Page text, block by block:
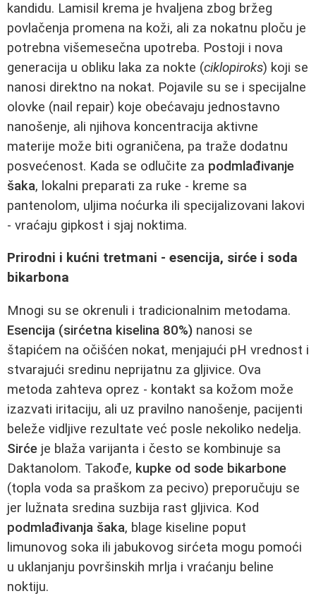
kandidu. Lamisil krema je hvaljena zbog bržeg
povlačenja promena na koži, ali za nokatnu ploču je
potrebna višemesečna upotreba. Postoji i nova
generacija u obliku laka za nokte (ciklopiroks) koji se
nanosi direktno na nokat. Pojavile su se i specijalne
olovke (nail repair) koje obećavaju jednostavno
nanošenje, ali njihova koncentracija aktivne
materije može biti ograničena, pa traže dodatnu
posvećenost. Kada se odlučite za podmlađivanje
šaka, lokalni preparati za ruke - kreme sa
pantenolom, uljima noćurka ili specijalizovani lakovi
- vraćaju gipkost i sjaj noktima.
Prirodni i kućni tretmani - esencija, sirće i soda
bikarbona
Mnogi su se okrenuli i tradicionalnim metodama.
Esencija (sirćetna kiselina 80%) nanosi se
štapićem na očišćen nokat, menjajući pH vrednost i
stvarajući sredinu neprijatnu za gljivice. Ova
metoda zahteva oprez - kontakt sa kožom može
izazvati iritaciju, ali uz pravilno nanošenje, pacijenti
beleže vidljive rezultate već posle nekoliko nedelja.
Sirće je blaža varijanta i često se kombinuje sa
Daktanolom. Takođe, kupke od sode bikarbone
(topla voda sa praškom za pecivo) preporučuju se
jer lužnata sredina suzbija rast gljivica. Kod
podmlađivanja šaka, blage kiseline poput
limunovog soka ili jabukovog sirćeta mogu pomoći
u uklanjanju površinskih mrlja i vraćanju beline
noktiju.